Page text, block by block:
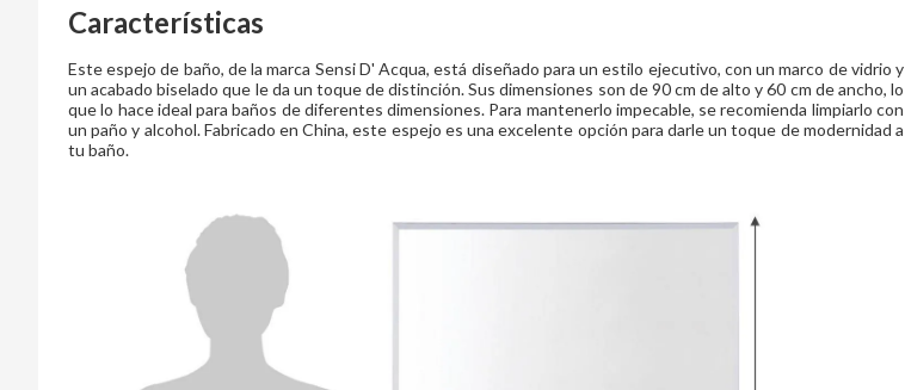
Características
Este espejo de baño, de la marca Sensi D' Acqua, está diseñado para un estilo ejecutivo, con un marco de vidrio y
un acabado biselado que le da un toque de distinción. Sus dimensiones son de 90 cm de alto y 60 cm de ancho, lo
que lo hace ideal para baños de diferentes dimensiones. Para mantenerlo impecable, se recomienda limpiarlo con
un paño y alcohol. Fabricado en China, este espejo es una excelente opción para darle un toque de modernidad a
tu baño.